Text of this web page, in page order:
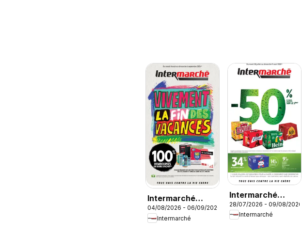
Intermarché
vivement la fin
des vacances
04/08/2026 - 06/09/2026
Intermarché
Intermarché
catalogue
28/07/2026 - 09/08/2026
Intermarché